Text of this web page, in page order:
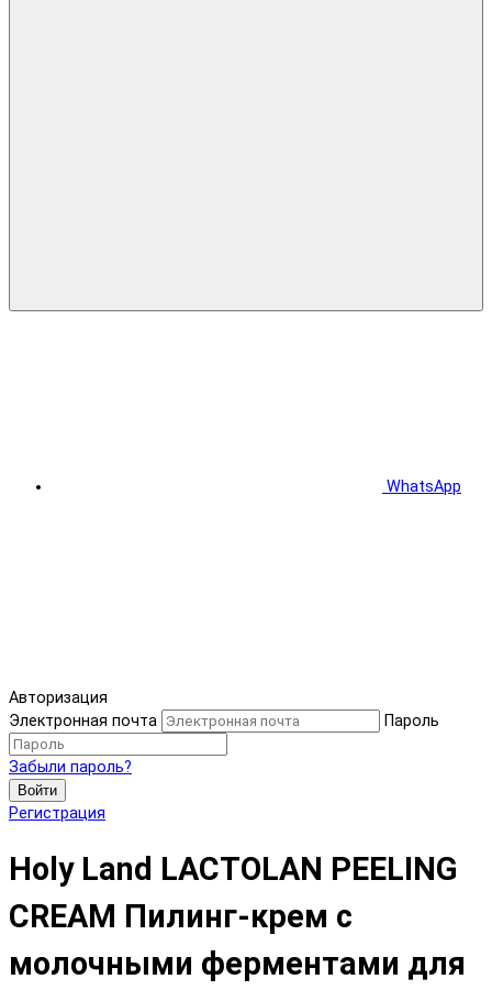
WhatsApp
Авторизация
Электронная почта
Пароль
Забыли пароль?
Войти
Регистрация
Holy Land LACTOLAN PEELING
CREAM Пилинг-крем с
молочными ферментами для